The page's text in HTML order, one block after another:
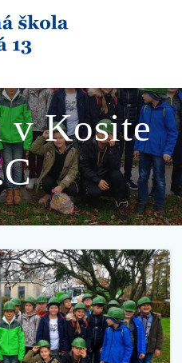
to
content
v Kosite